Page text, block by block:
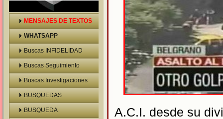
MENSAJES DE TEXTOS
WHATSAPP
Buscas INFIDELIDAD
Buscas Seguimiento
Buscas Investigaciones
BUSQUEDAS
BUSQUEDA
A.C.I. desde su